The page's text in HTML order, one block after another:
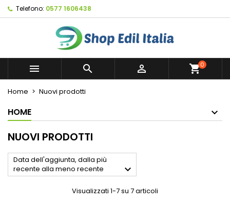
Telefono: 0577 1606438
   shopping_cart0
Home Nuovi prodotti
HOME
NUOVI PRODOTTI
Data dell'aggiunta, dalla più
recente alla meno recente

Visualizzati 1-7 su 7 articoli
My wishlists ×
Create new list
((modalTitle)) ×
((confirmMessage))
((cancelText)) ((modalDeleteText))
Crea lista dei desideri ×
Nome lista dei desideri
Accedi ×
Devi avere effettuato l'accesso per salvare dei
prodotti nella tua lista dei desideri.